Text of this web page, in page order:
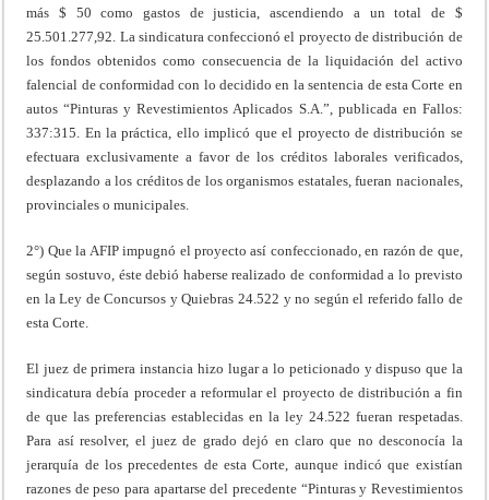
más $ 50 como gastos de justicia, ascendiendo a un total de $
25.501.277,92. La sindicatura confeccionó el proyecto de distribución de
los fondos obtenidos como consecuencia de la liquidación del activo
falencial de conformidad con lo decidido en la sentencia de esta Corte en
autos “Pinturas y Revestimientos Aplicados S.A.”, publicada en Fallos:
337:315. En la práctica, ello implicó que el proyecto de distribución se
efectuara exclusivamente a favor de los créditos laborales verificados,
desplazando a los créditos de los organismos estatales, fueran nacionales,
provinciales o municipales.
2°) Que la AFIP impugnó el proyecto así confeccionado, en razón de que,
según sostuvo, éste debió haberse realizado de conformidad a lo previsto
en la Ley de Concursos y Quiebras 24.522 y no según el referido fallo de
esta Corte.
El juez de primera instancia hizo lugar a lo peticionado y dispuso que la
sindicatura debía proceder a reformular el proyecto de distribución a fin
de que las preferencias establecidas en la ley 24.522 fueran respetadas.
Para así resolver, el juez de grado dejó en claro que no desconocía la
jerarquía de los precedentes de esta Corte, aunque indicó que existían
razones de peso para apartarse del precedente “Pinturas y Revestimientos